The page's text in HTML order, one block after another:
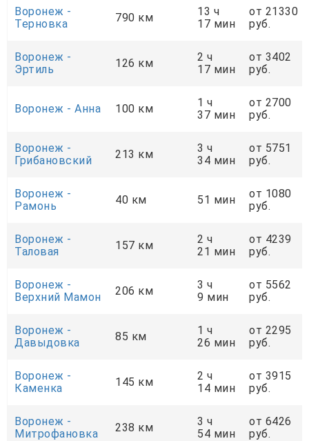
Воронеж -
Терновка
790 км
13 ч
17 мин
от 21330
руб.
Воронеж -
Эртиль
126 км
2 ч
17 мин
от 3402
руб.
Воронеж - Анна 100 км
1 ч
37 мин
от 2700
руб.
Воронеж -
Грибановский
213 км
3 ч
34 мин
от 5751
руб.
Воронеж -
Рамонь
40 км 51 мин
от 1080
руб.
Воронеж -
Таловая
157 км
2 ч
21 мин
от 4239
руб.
Воронеж -
Верхний Мамон
206 км
3 ч
9 мин
от 5562
руб.
Воронеж -
Давыдовка
85 км
1 ч
26 мин
от 2295
руб.
Воронеж -
Каменка
145 км
2 ч
14 мин
от 3915
руб.
Воронеж -
Митрофановка
238 км
3 ч
54 мин
от 6426
руб.